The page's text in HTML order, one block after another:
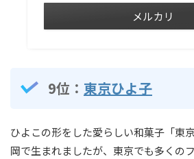
メルカリ
9位： 東京ひよ子
ひよこの形をした愛らしい和菓子「東
岡で生まれましたが、東京でも多くの